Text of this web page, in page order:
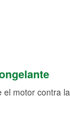
el motor contra